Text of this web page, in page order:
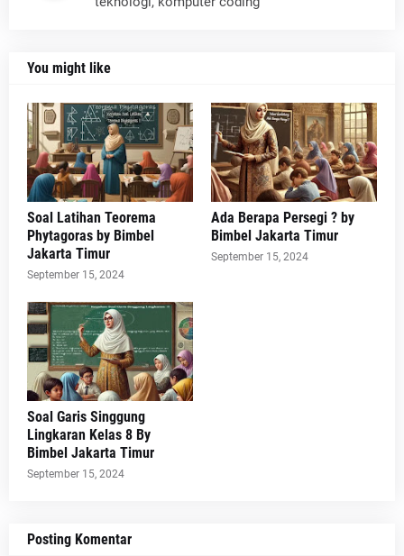
You might like
Soal Latihan Teorema
Phytagoras by Bimbel
Jakarta Timur
September 15, 2024
Ada Berapa Persegi ? by
Bimbel Jakarta Timur
September 15, 2024
Soal Garis Singgung
Lingkaran Kelas 8 By
Bimbel Jakarta Timur
September 15, 2024
Posting Komentar